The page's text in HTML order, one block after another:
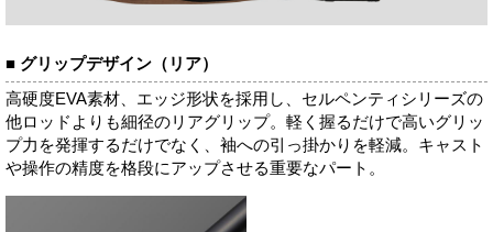
■ グリップデザイン（リア）
高硬度EVA素材、エッジ形状を採用し、セルペンティシリーズの
他ロッドよりも細径のリアグリップ。軽く握るだけで高いグリッ
プ力を発揮するだけでなく、袖への引っ掛かりを軽減。キャスト
や操作の精度を格段にアップさせる重要なパート。